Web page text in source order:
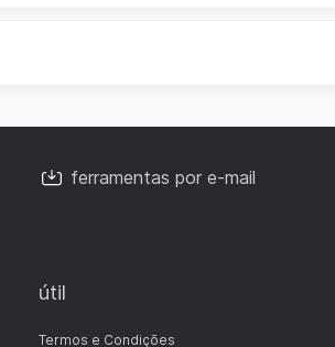
ferramentas por e-mail
útil
Termos e Condições